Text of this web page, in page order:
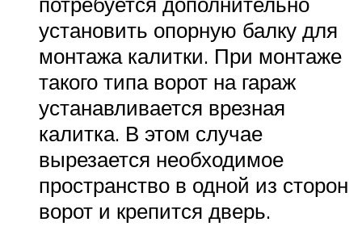
установить опорную балку для
монтажа калитки. При монтаже
такого типа ворот на гараж
устанавливается врезная
калитка. В этом случае
вырезается необходимое
пространство в одной из сторон
ворот и крепится дверь.